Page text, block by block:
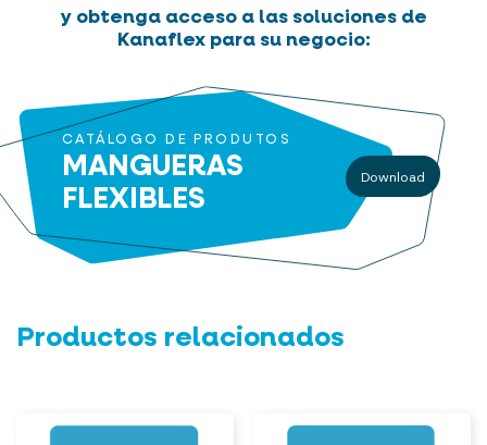
y obtenga acceso a las soluciones de
Kanaflex para su negocio:
CATÁLOGO DE PRODUTOS
MANGUERAS
FLEXIBLES
Download
Productos relacionados